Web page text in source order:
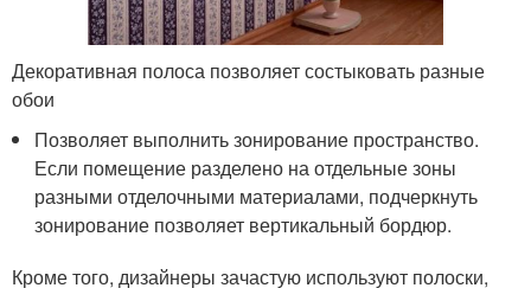
Декоративная полоса позволяет состыковать разные
обои
Позволяет выполнить зонирование пространство.
Если помещение разделено на отдельные зоны
разными отделочными материалами, подчеркнуть
зонирование позволяет вертикальный бордюр.
Кроме того, дизайнеры зачастую используют полоски,